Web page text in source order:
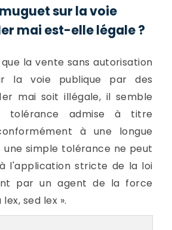
sur la voie
mai est-elle légale ?
que la vente sans autorisation
la voie publique par des
mai soit illégale, il semble
tolérance admise à titre
à une longue
une simple tolérance ne peut
l'application stricte de la loi
par un agent de la force
sed lex ».